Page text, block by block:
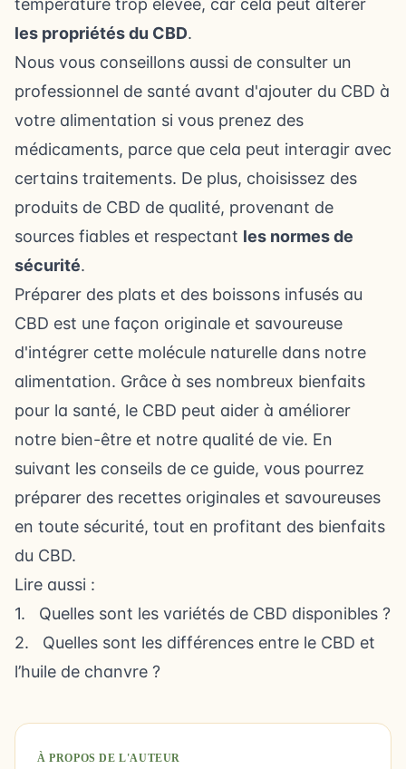
température trop élevée, car cela peut altérer
les propriétés du CBD.
Nous vous conseillons aussi de consulter un
professionnel de santé avant d'ajouter du CBD à
votre alimentation si vous prenez des
médicaments, parce que cela peut interagir avec
certains traitements. De plus, choisissez des
produits de CBD de qualité, provenant de
sources fiables et respectant les normes de
sécurité.
Préparer des plats et des boissons infusés au
CBD est une façon originale et savoureuse
d'intégrer cette molécule naturelle dans notre
alimentation. Grâce à ses nombreux bienfaits
pour la santé, le CBD peut aider à améliorer
notre bien-être et notre qualité de vie. En
suivant les conseils de ce guide, vous pourrez
préparer des recettes originales et savoureuses
en toute sécurité, tout en profitant des bienfaits
du CBD.
Lire aussi :
1. Quelles sont les variétés de CBD disponibles ?
2. Quelles sont les différences entre le CBD et
l’huile de chanvre ?
À PROPOS DE L'AUTEUR